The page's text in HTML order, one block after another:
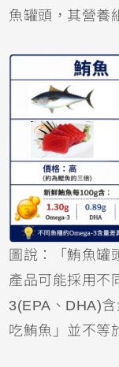
魚罐頭，其營養
圖說：「鮪魚罐
產品可能採用不
3(EPA、DHA)
吃鮪魚」並不等